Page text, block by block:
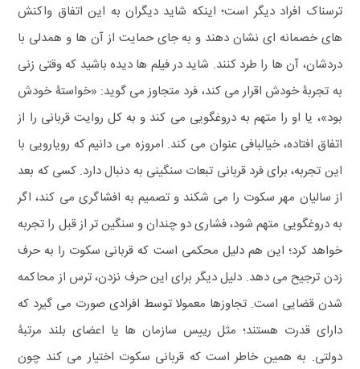
ترسناک افراد دیگر است؛ اینکه شاید دیگران به این اتفاق واکنش
های خصمانه ای نشان دهند و به‌ جای حمایت از آن ها و همدلی با
دردشان، آن ها را طرد کنند. شاید در فیلم ها دیده باشید که وقتی زنی
به تجربۀ خودش اقرار می کند، فرد متجاوز می گوید: «خواستۀ خودش
بود»، یا او را متهم به دروغگویی می کند و به کل روایت قربانی را از
اتفاق افتاده، خیالبافی عنوان می کند. امروزه می دانیم که رویارویی با
این تجربه، برای فرد قربانی تبعات سنگینی به‌ دنبال دارد. کسی که بعد
از سالیان مهر سکوت را می شکند و تصمیم به افشاگری می کند، اگر
به دروغگویی متهم شود، فشاری دو چندان و سنگین تر از قبل را تجربه
خواهد کرد؛ این هم دلیل محکمی است که قربانی سکوت را به حرف
زدن ترجیح می دهد. دلیل دیگر برای این حرف نزدن، ترس از محاکمه
شدن قضایی است. تجاوزها معمولا توسط افرادی صورت می گیرد که
دارای قدرت هستند؛ مثل رییس سازمان ها یا اعضای بلند مرتبۀ
دولتی. به همین خاطر است که قربانی سکوت اختیار می کند چون